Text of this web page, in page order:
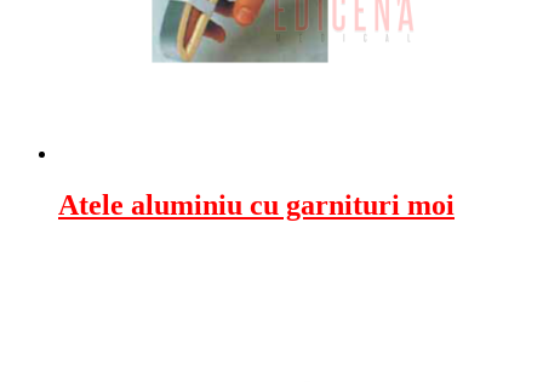
Atele aluminiu cu garnituri moi